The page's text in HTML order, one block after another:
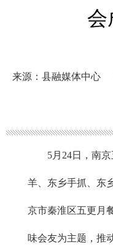
会
来源：县融媒体中心
5月24日，南
羊、东乡手抓、东
京市秦淮区五更月
味会友为主题，推